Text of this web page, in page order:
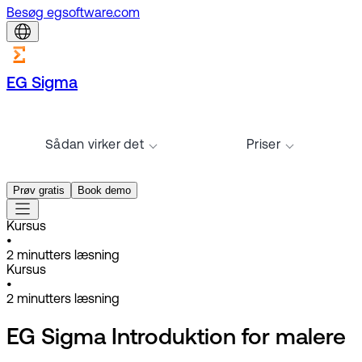
Besøg egsoftware.com
EG Sigma
Sådan virker det Priser
Prøv gratis Book demo
Kursus
•
2 minutters læsning
Kursus
•
2 minutters læsning
EG Sigma Introduktion for malere